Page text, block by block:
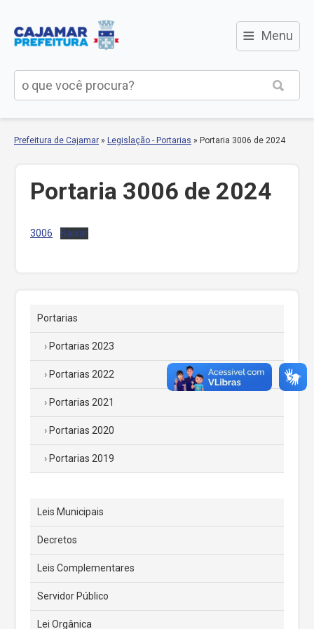
≡ Menu
Prefeitura de Cajamar » Legislação - Portarias » Portaria 3006 de 2024
Portaria 3006 de 2024
3006 Baixar
Portarias
Portarias 2023
Portarias 2022
Portarias 2021
Portarias 2020
Portarias 2019
Leis Municipais
Decretos
Leis Complementares
Servidor Público
Lei Orgânica